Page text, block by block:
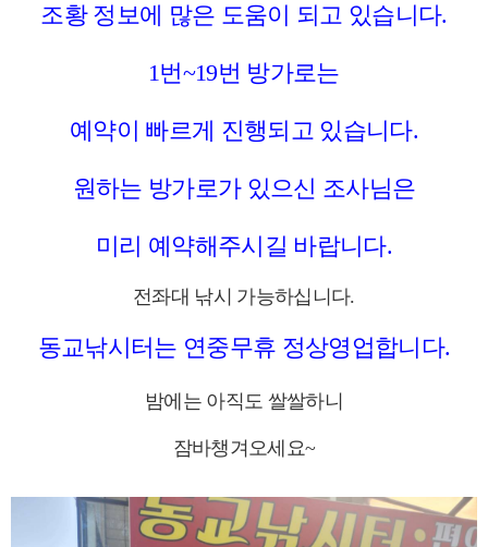
조황 정보에 많은 도움이 되고 있습니다.
1번~19번 방가로는
예약이 빠르게 진행되고 있습니다.
원하는 방가로가 있으신 조사님은
미리 예약해주시길 바랍니다.
전좌대 낚시 가능하십니다.
동교낚시터는 연중무휴 정상영업합니다.
밤에는 아직도 쌀쌀하니
잠바챙겨오세요~